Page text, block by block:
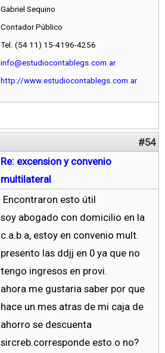
Gabriel Sequino
Contador Público
Tel. (54 11) 15-4196-4256
info@estudiocontablegs.com.ar
http://www.estudiocontablegs.com.ar
#54
Re: excension y convenio
multilateral
Encontraron esto útil
soy abogado con domicilio en la
c.a.b.a, estoy en convenio mult.
presento las ddjj en 0 ya que no
tengo ingresos en provi.
ahora me gustaria saber por que
hace un mes atras de mi caja de
ahorro se descuenta
sircreb.corresponde esto o no?